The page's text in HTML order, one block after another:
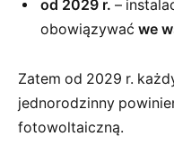
od 2029 r. –
obowiązywać we
Zatem od 2029 r.
jednorodzinny
fotowoltaiczną.